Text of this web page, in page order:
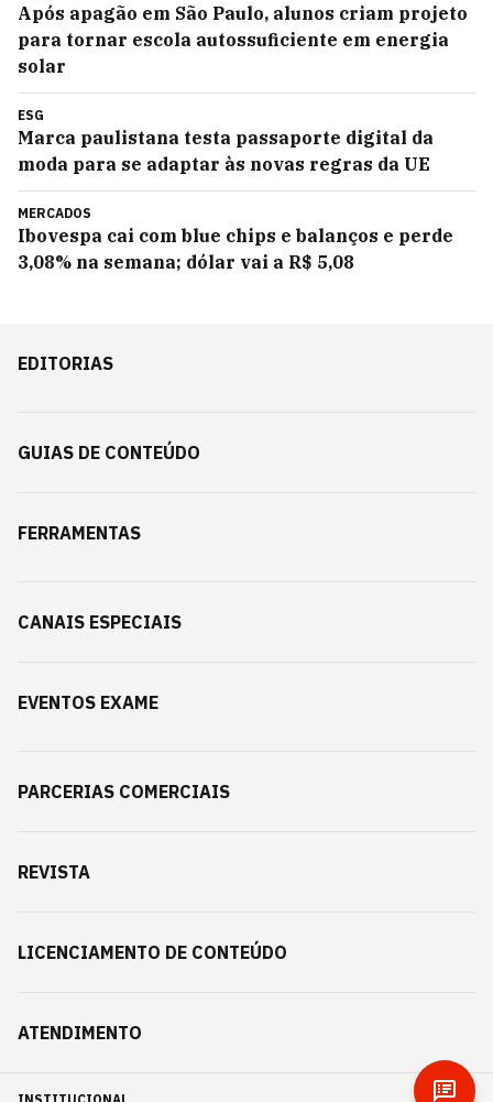
Após apagão em São Paulo, alunos criam projeto
para tornar escola autossuficiente em energia
solar
ESG
Marca paulistana testa passaporte digital da
moda para se adaptar às novas regras da UE
MERCADOS
Ibovespa cai com blue chips e balanços e perde
3,08% na semana; dólar vai a R$ 5,08
EDITORIAS
GUIAS DE CONTEÚDO
FERRAMENTAS
CANAIS ESPECIAIS
EVENTOS EXAME
PARCERIAS COMERCIAIS
REVISTA
LICENCIAMENTO DE CONTEÚDO
ATENDIMENTO